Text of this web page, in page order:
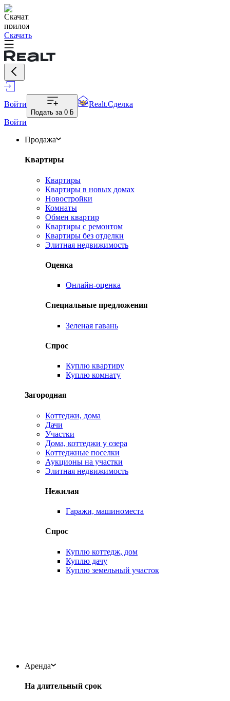
Скачать
Войти
Подать за 0 ƃ
Realt.Сделка
Войти
Продажа
Квартиры
Квартиры
Квартиры в новых домах
Новостройки
Комнаты
Обмен квартир
Квартиры с ремонтом
Квартиры без отделки
Элитная недвижимость
Оценка
Онлайн-оценка
Специальные предложения
Зеленая гавань
Спрос
Куплю квартиру
Куплю комнату
Загородная
Коттеджи, дома
Дачи
Участки
Дома, коттеджи у озера
Коттеджные поселки
Аукционы на участки
Элитная недвижимость
Нежилая
Гаражи, машиноместа
Спрос
Куплю коттедж, дом
Куплю дачу
Куплю земельный участок
Аренда
На длительный срок